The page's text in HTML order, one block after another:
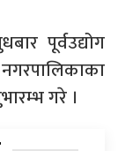
पूर्वउद्योग
गरे ।